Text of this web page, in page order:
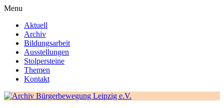
Menu
Aktuell
Archiv
Bildungsarbeit
Ausstellungen
Stolpersteine
Themen
Kontakt